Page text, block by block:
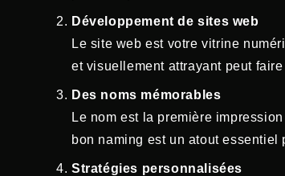
Développement de sites web
Le site web est votre vitrine
et visuellement attrayant peut
Des noms mémorables
Le nom est la première
bon naming est un atout essentiel
Stratégies personnalisées